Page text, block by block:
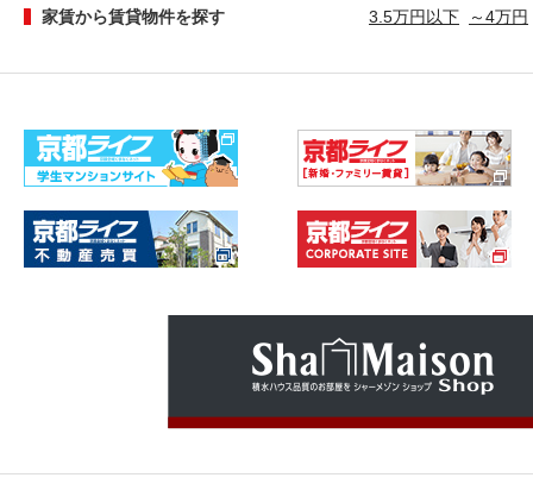
家賃から賃貸物件を探す 3.5万円以下 ～4万円